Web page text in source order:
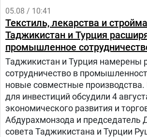
градусам и выше? – рассказала
отделом общественного здоровья
Степанькова.
05.08 / 10:41
Текстиль, лекарства и
Таджикистан и Турция
промышленное
Таджикистан и Турция намерены
сотрудничество в
новые совместные
для инвестиций обсудили 4
экономического развития и
Абдурахмонзода и председатель
совета Таджикистана и Турции